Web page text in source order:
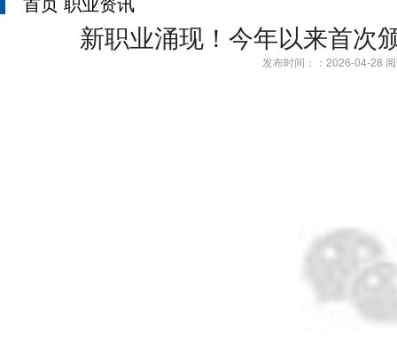
新职业涌现！今年以来首次
发布时间：：2026-04-28